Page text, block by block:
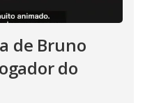
de Bruno
do